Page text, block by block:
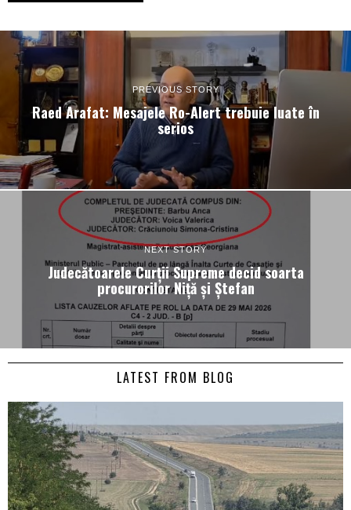
PREVIOUS STORY
Raed Arafat: Mesajele Ro-Alert trebuie luate în
serios
NEXT STORY
Judecătoarele Curții Supreme decid soarta
procurorilor Niță și Ștefan
LATEST FROM BLOG